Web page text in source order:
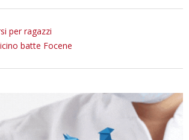
per ragazzi
batte Focene